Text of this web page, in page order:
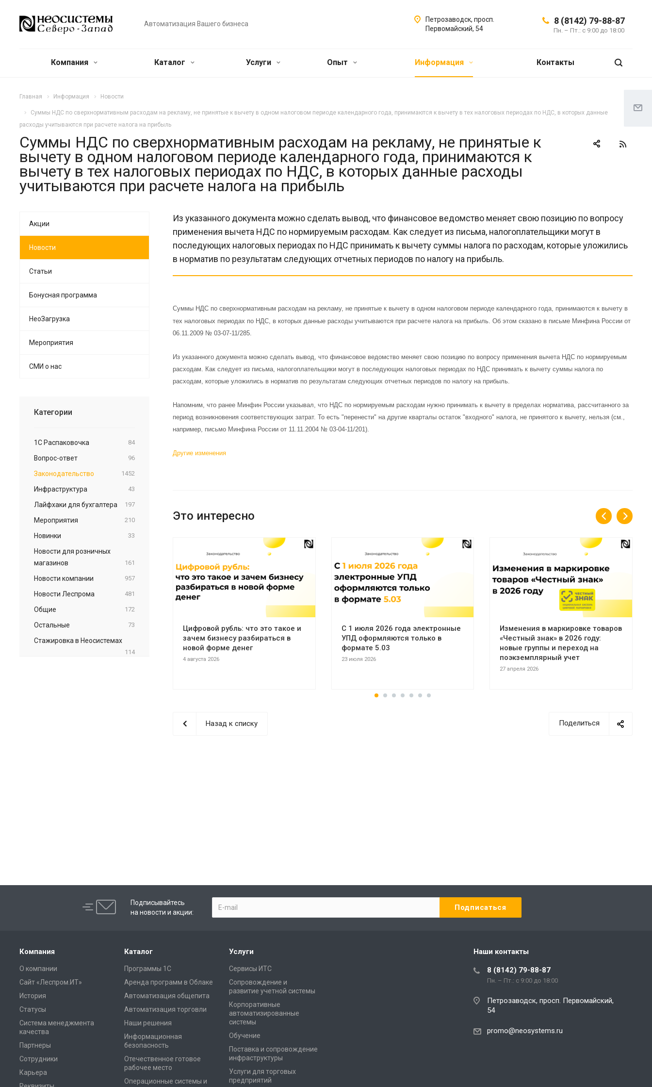
Автоматизация Вашего бизнеса 8 (8142) 79-88-87
Пн. – Пт.: с 9:00 до 18:00
Петрозаводск, просп.
Первомайский, 54
Компания Каталог Услуги Опыт Информация Контакты
Главная Информация Новости
Суммы НДС по сверхнормативным расходам на рекламу, не принятые к вычету в одном налоговом периоде календарного года, принимаются к вычету в тех налоговых периодах по НДС, в которых данные
расходы учитываются при расчете налога на прибыль
Суммы НДС по сверхнормативным расходам на рекламу, не принятые к
вычету в одном налоговом периоде календарного года, принимаются к
вычету в тех налоговых периодах по НДС, в которых данные расходы
учитываются при расчете налога на прибыль
Из указанного документа можно сделать вывод, что финансовое ведомство меняет свою позицию по вопросу
применения вычета НДС по нормируемым расходам. Как следует из письма, налогоплательщики могут в
последующих налоговых периодах по НДС принимать к вычету суммы налога по расходам, которые уложились
в норматив по результатам следующих отчетных периодов по налогу на прибыль.
Суммы НДС по сверхнормативным расходам на рекламу, не принятые к вычету в одном налоговом периоде календарного года, принимаются к вычету в
тех налоговых периодах по НДС, в которых данные расходы учитываются при расчете налога на прибыль. Об этом сказано в письме Минфина России от
06.11.2009 № 03-07-11/285.
Из указанного документа можно сделать вывод, что финансовое ведомство меняет свою позицию по вопросу применения вычета НДС по нормируемым
расходам. Как следует из письма, налогоплательщики могут в последующих налоговых периодах по НДС принимать к вычету суммы налога по
расходам, которые уложились в норматив по результатам следующих отчетных периодов по налогу на прибыль.
Напомним, что ранее Минфин России указывал, что НДС по нормируемым расходам нужно принимать к вычету в пределах норматива, рассчитанного за
период возникновения соответствующих затрат. То есть "перенести" на другие кварталы остаток "входного" налога, не принятого к вычету, нельзя (см.,
например, письмо Минфина России от 11.11.2004 № 03-04-11/201).
Другие изменения
Это интересно
Цифровой рубль: что это такое и
зачем бизнесу разбираться в
новой форме денег
4 августа 2026
С 1 июля 2026 года электронные
УПД оформляются только в
формате 5.03
23 июля 2026
Изменения в маркировке товаров
«Честный знак» в 2026 году:
новые группы и переход на
поэкземплярный учет
27 апреля 2026
Поделиться
Назад к списку
Акции
Новости
Статьи
Бонусная программа
НеоЗагрузка
Мероприятия
СМИ о нас
Категории
1С Распаковочка 84
Вопрос-ответ 96
Законодательство 1452
Инфраструктура 43
Лайфхаки для бухгалтера 197
Мероприятия 210
Новинки 33
Новости для розничных
магазинов
161
Новости компании 957
Новости Леспрома 481
Общие 172
Остальные 73
Стажировка в Неосистемах
114
Подписывайтесь
на новости и акции:
Компания
О компании
Сайт «Леспром.ИТ»
История
Статусы
Система менеджмента
качества
Партнеры
Сотрудники
Карьера
Каталог
Программы 1С
Аренда программ в Облаке
Автоматизация общепита
Автоматизация торговли
Наши решения
Информационная
безопасность
Отечественное готовое
рабочее место
Операционные системы и
Услуги
Сервисы ИТС
Сопровождение и
развитие учетной системы
Корпоративные
автоматизированные
системы
Обучение
Поставка и сопровождение
инфраструктуры
Услуги для торговых
предприятий
Наши контакты
8 (8142) 79-88-87
Пн. – Пт.: с 9:00 до 18:00
Петрозаводск, просп. Первомайский,
54
promo@neosystems.ru